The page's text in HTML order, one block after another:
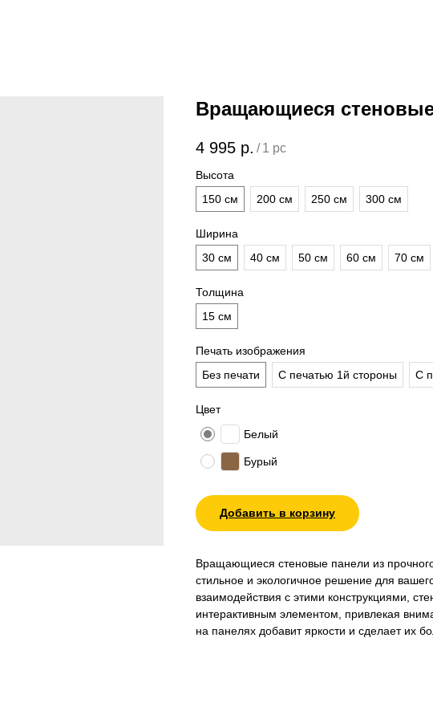
Вращающиеся
4 995 р. / 1 pc
Высота
150 см
200 см 250 см 300 см
Ширина
30 см
40 см 50 см 60 см 70 см
Толщина
15 см
Печать изображения
Без печати
С печатью 1й стороны С
Цвет
Белый
Бурый
Добавить в корзину
Вращающиеся стеновые панели из
стильное и экологичное решение для
взаимодействия с этими конструкциями,
интерактивным элементом, привлекая
на панелях добавит яркости и сделает их